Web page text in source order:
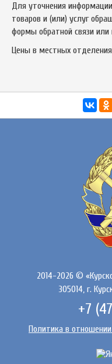
Для уточнения
товаров и (или) услуг
формы обратной связи
Цены в местных
2014-2026 ©
305014, г.
+7
Политика в